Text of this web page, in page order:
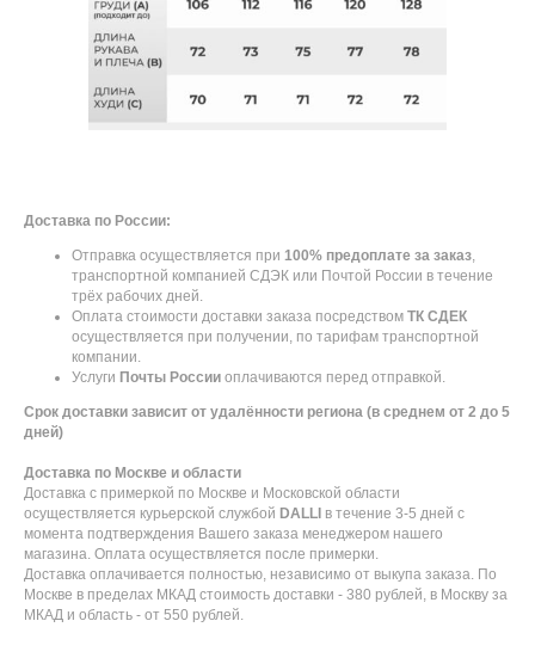
Доставка по России:
Отправка осуществляется при 100% предоплате за заказ,
транспортной компанией СДЭК или Почтой России в течение
трёх рабочих дней.
Оплата стоимости доставки заказа посредством ТК СДЕК
осуществляется при получении, по тарифам транспортной
компании.
Услуги Почты России оплачиваются перед отправкой.
Срок доставки зависит от удалённости региона (в среднем от 2 до 5
дней)
Доставка по Москве и области
Доставка с примеркой по Москве и Московской области
осуществляется курьерской службой DALLI в течение 3-5 дней с
момента подтверждения Вашего заказа менеджером нашего
магазина. Оплата осуществляется после примерки.
Доставка оплачивается полностью, независимо от выкупа заказа. По
Москве в пределах МКАД стоимость доставки - 380 рублей, в Москву за
МКАД и область - от 550 рублей.